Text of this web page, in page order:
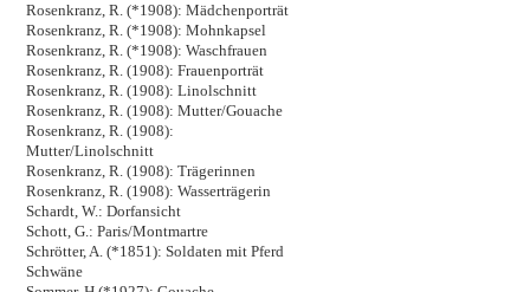
Rosenkranz, R. (*1908): Mädchenporträt
Rosenkranz, R. (*1908): Mohnkapsel
Rosenkranz, R. (*1908): Waschfrauen
Rosenkranz, R. (1908): Frauenporträt
Rosenkranz, R. (1908): Linolschnitt
Rosenkranz, R. (1908): Mutter/Gouache
Rosenkranz, R. (1908):
Mutter/Linolschnitt
Rosenkranz, R. (1908): Trägerinnen
Rosenkranz, R. (1908): Wasserträgerin
Schardt, W.: Dorfansicht
Schott, G.: Paris/Montmartre
Schrötter, A. (*1851): Soldaten mit Pferd
Schwäne